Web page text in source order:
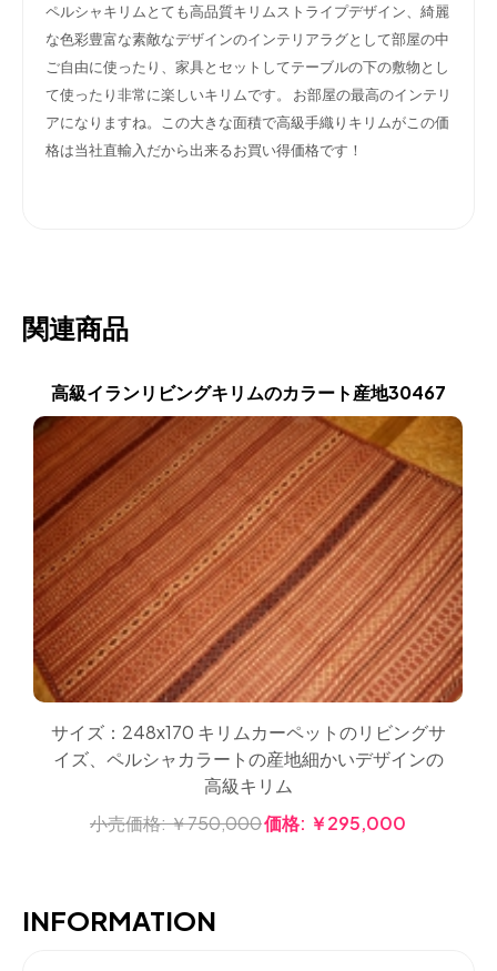
ペルシャキリムとても高品質キリムストライプデザイン、綺麗
な色彩豊富な素敵なデザインのインテリアラグとして部屋の中
ご自由に使ったり、家具とセットしてテーブルの下の敷物とし
て使ったり非常に楽しいキリムです。
お部屋の最高のインテリ
アになりますね。この大きな面積で高級手織りキリムがこの価
格は当社直輸入だから出来るお買い得価格です！
関連商品
高級イランリビングキリムのカラート産地30467
サイズ：248x170 キリムカーペットのリビングサ
イズ、ペルシャカラートの産地細かいデザインの
高級キリム
小売価格:￥750,000価格: ￥295,000
INFORMATION